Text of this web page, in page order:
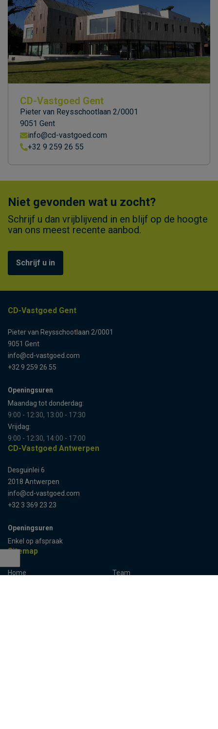
CD-Vastgoed Gent
Pieter van Reysschootlaan 2/0001
9051 Gent
info@cd-vastgoed.com
+32 9 259 26 55
Niet gevonden wat u zocht?
Schrijf u dan vrijblijvend in en blijf op de hoogte
van ons meest recente aanbod.
Schrijf u in
CD-Vastgoed Gent
Pieter van Reysschootlaan 2/0001
9051 Gent
info@cd-vastgoed.com
+32 9 259 26 55
Openingsuren
Maandag tot donderdag:
9:00 - 12:30, 13:00 - 17:30
Vrijdag:
9:00 - 12:30, 14:00 - 17:00
CD-Vastgoed Antwerpen
Desguinlei 6
2018 Antwerpen
info@cd-vastgoed.com
+32 3 369 23 23
Openingsuren
Enkel op afspraak
Sitemap
Home
Team